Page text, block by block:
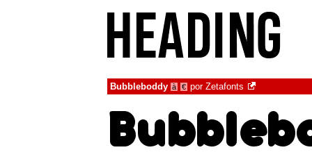
Bubbleboddy à € por Zetafonts